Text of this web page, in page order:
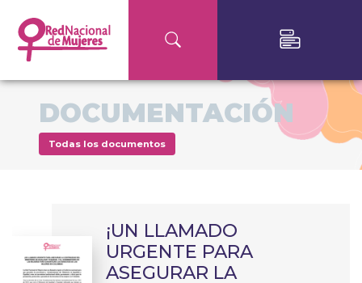
DOCUMENTACIÓN
Todas los documentos
¡UN LLAMADO
URGENTE PARA
ASEGURAR LA